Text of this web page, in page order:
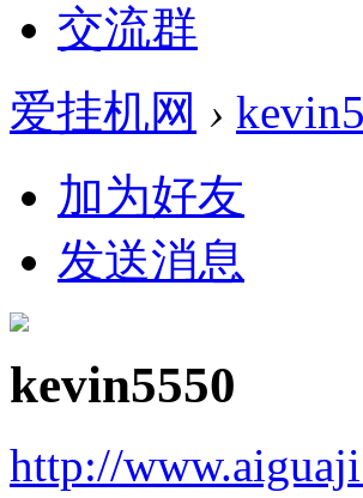
交流群
爱挂机网 ›
加为好友
发送消息
kevin5550
http://